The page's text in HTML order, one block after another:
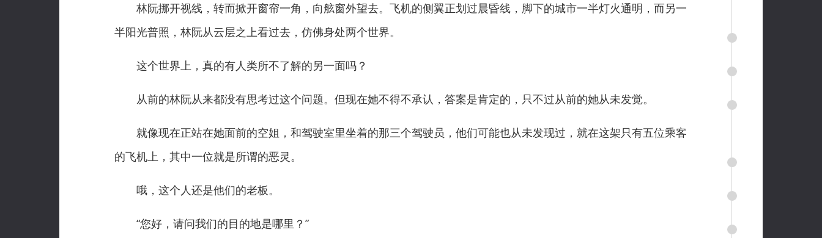
林阮挪开视线，转而掀开窗帘一角，向舷窗外望去。飞机的侧翼正划过晨昏线，脚下的城市一半灯火通明，而另一
半阳光普照，林阮从云层之上看过去，仿佛身处两个世界。
这个世界上，真的有人类所不了解的另一面吗？
从前的林阮从来都没有思考过这个问题。但现在她不得不承认，答案是肯定的，只不过从前的她从未发觉。
就像现在正站在她面前的空姐，和驾驶室里坐着的那三个驾驶员，他们可能也从未发现过，就在这架只有五位乘客
的飞机上，其中一位就是所谓的恶灵。
哦，这个人还是他们的老板。
“您好，请问我们的目的地是哪里？”